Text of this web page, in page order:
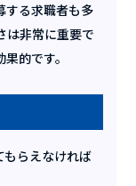
する求職者も多
は非常に重要で
的です。
もらえなければ